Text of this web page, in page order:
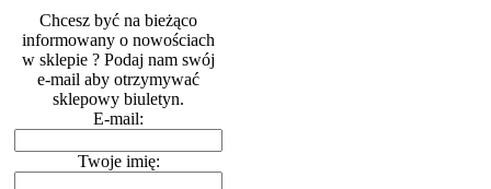
Chcesz być na bieżąco
informowany o nowościach
w sklepie ? Podaj nam swój
e-mail aby otrzymywać
sklepowy biuletyn.
E-mail:
Twoje imię: